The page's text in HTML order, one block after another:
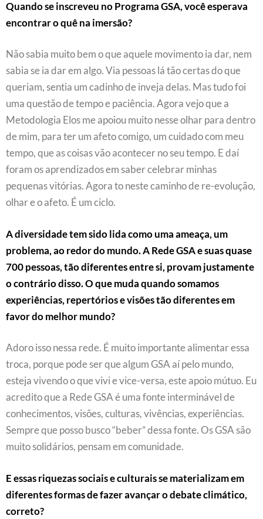
Quando se inscreveu no Programa GSA, você esperava
encontrar o quê na imersão?
Não sabia muito bem o que aquele movimento ia dar, nem
sabia se ia dar em algo. Via pessoas lá tão certas do que
queriam, sentia um cadinho de inveja delas. Mas tudo foi
uma questão de tempo e paciência. Agora vejo que a
Metodologia Elos me apoiou muito nesse olhar para dentro
de mim, para ter um afeto comigo, um cuidado com meu
tempo, que as coisas vão acontecer no seu tempo. E daí
foram os aprendizados em saber celebrar minhas
pequenas vitórias. Agora to neste caminho de re-evolução,
olhar e o afeto. É um ciclo.
A diversidade tem sido lida como uma ameaça, um
problema, ao redor do mundo. A Rede GSA e suas quase
700 pessoas, tão diferentes entre si, provam justamente
o contrário disso. O que muda quando somamos
experiências, repertórios e visões tão diferentes em
favor do melhor mundo?
Adoro isso nessa rede. É muito importante alimentar essa
troca, porque pode ser que algum GSA aí pelo mundo,
esteja vivendo o que vivi e vice-versa, este apoio mútuo. Eu
acredito que a Rede GSA é uma fonte interminável de
conhecimentos, visões, culturas, vivências, experiências.
Sempre que posso busco “beber” dessa fonte. Os GSA são
muito solidários, pensam em comunidade.
E essas riquezas sociais e culturais se materializam em
diferentes formas de fazer avançar o debate climático,
correto?